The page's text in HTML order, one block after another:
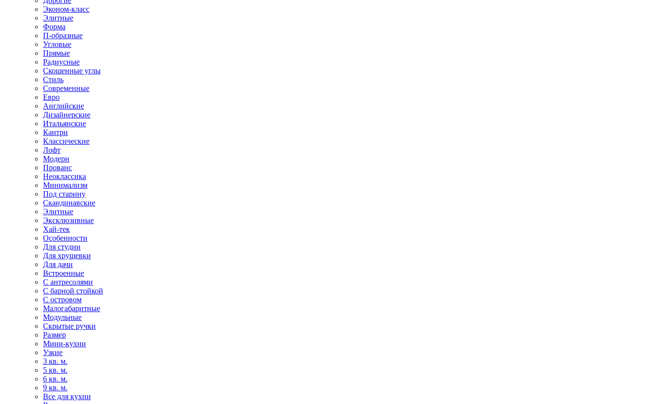
Эконом-класс
Элитные
Форма
П-образные
Угловые
Прямые
Радиусные
Скошенные углы
Стиль
Современные
Евро
Английские
Дизайнерские
Итальянские
Кантри
Классические
Лофт
Модерн
Прованс
Неоклассика
Минимализм
Под старину
Скандинавские
Элитные
Эксклюзивные
Хай-тек
Особенности
Для студии
Для хрущевки
Для дачи
Встроенные
С антресолями
С барной стойкой
С островом
Малогабаритные
Модульные
Скрытые ручки
Размер
Мини-кухни
Узкие
3 кв. м.
5 кв. м.
6 кв. м.
9 кв. м.
Все для кухни